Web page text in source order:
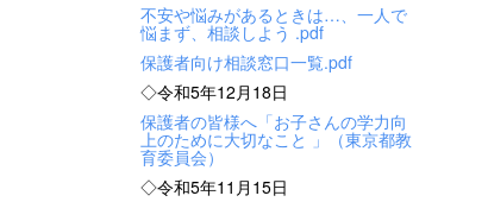
不安や悩みがあるときは…、一人で
悩まず、相談しよう .pdf
保護者向け相談窓口一覧.pdf
◇令和5年12月18日
保護者の皆様へ「お子さんの学力向
上のために大切なこと 」（東京都教
育委員会）
◇令和5年11月15日